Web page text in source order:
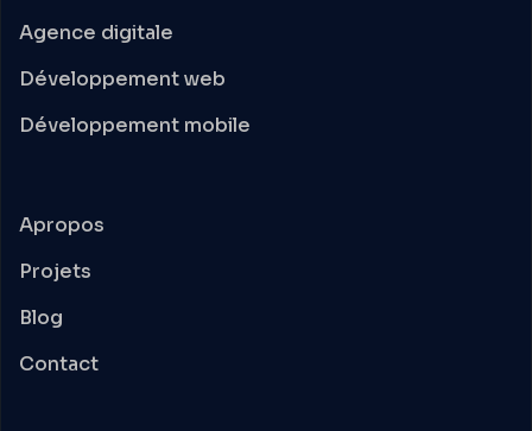
Agence digitale
Développement web
Développement mobile
Apropos
Projets
Blog
Contact